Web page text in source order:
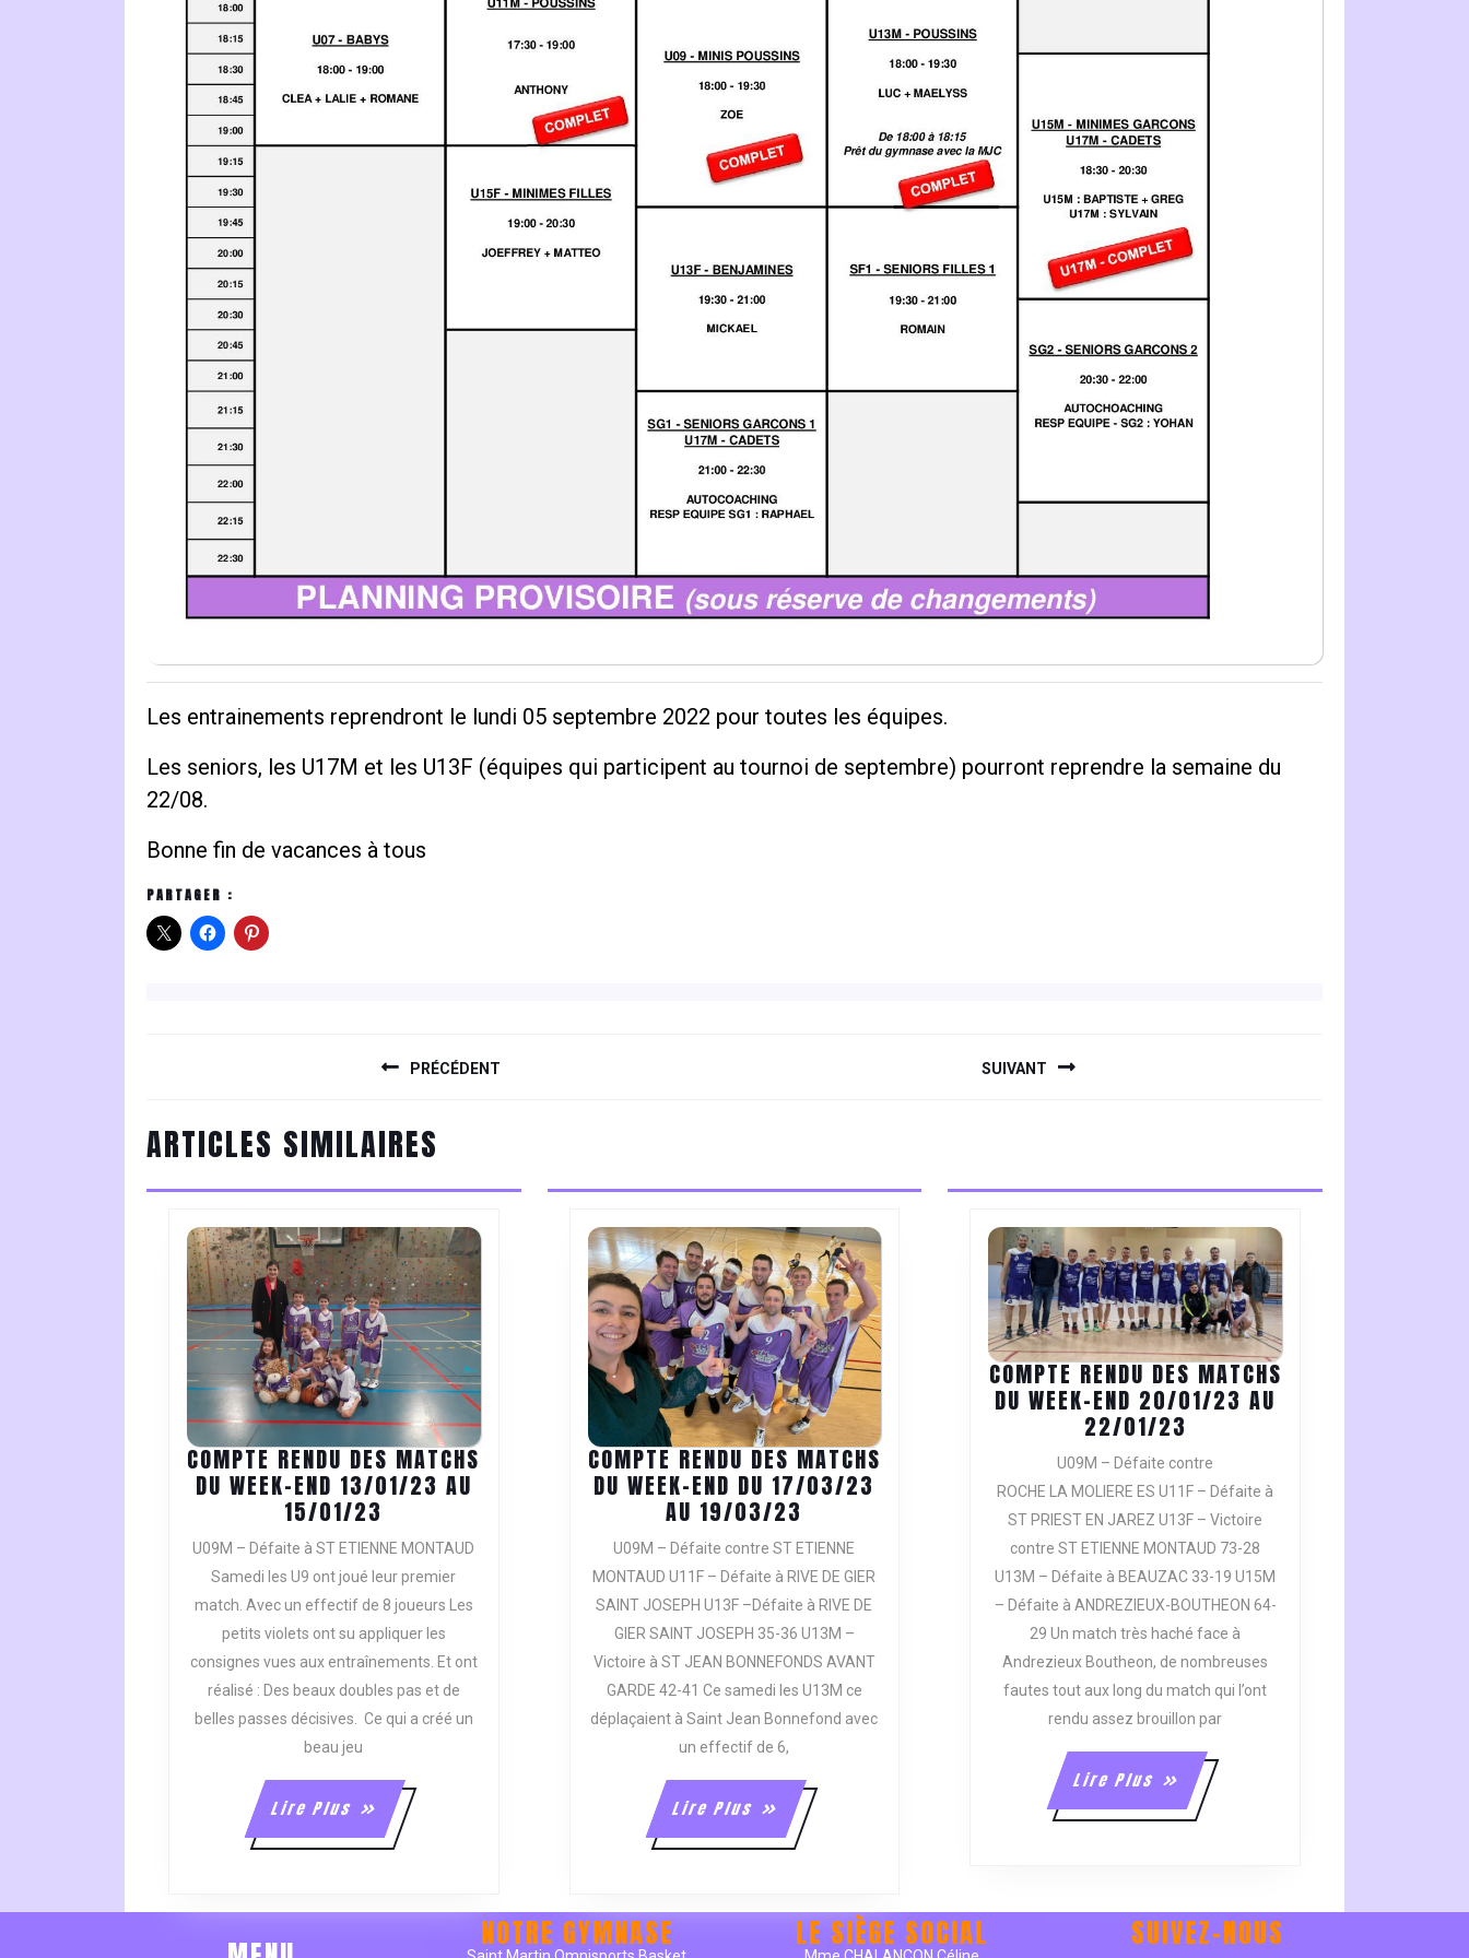
Les entrainements reprendront le lundi 05 septembre 2022 pour toutes les équipes.
Les seniors, les U17M et les U13F (équipes qui participent au tournoi de septembre) pourront reprendre la semaine du
22/08.
Bonne fin de vacances à tous
PARTAGER :
L’ARTICLE
PRÉCÉDENT
post:
SUIVANT
ARTICLES SIMILAIRES
COMPTE RENDU DES MATCHS
DU WEEK-END 13/01/23 AU
15/01/23
RENDU
DES
MATCHS
DU
WEEK-
END
13/01/23
AU
U09M – Défaite à ST ETIENNE MONTAUD
Samedi les U9 ont joué leur premier
match. Avec un effectif de 8 joueurs Les
petits violets ont su appliquer les
consignes vues aux entraînements. Et ont
réalisé : Des beaux doubles pas et de
belles passes décisives. Ce qui a créé un
beau jeu
Lire Plus
Lire
Plus
COMPTE RENDU DES MATCHS
DU WEEK-END DU 17/03/23
AU 19/03/23
RENDU
DES
MATCHS
DU
WEEK-
END
DU
17/03/23
19/03/23
U09M – Défaite contre ST ETIENNE
MONTAUD U11F – Défaite à RIVE DE GIER
SAINT JOSEPH U13F –Défaite à RIVE DE
GIER SAINT JOSEPH 35-36 U13M –
Victoire à ST JEAN BONNEFONDS AVANT
GARDE 42-41 Ce samedi les U13M ce
déplaçaient à Saint Jean Bonnefond avec
un effectif de 6,
Lire Plus
Lire
Plus
COMPTE RENDU DES MATCHS
DU WEEK-END 20/01/23 AU
22/01/23
RENDU
DES
MATCHS
DU
WEEK-
END
20/01/23
AU
22/01/23
U09M – Défaite contre
ROCHE LA MOLIERE ES U11F – Défaite à
ST PRIEST EN JAREZ U13F – Victoire
contre ST ETIENNE MONTAUD 73-28
U13M – Défaite à BEAUZAC 33-19 U15M
– Défaite à ANDREZIEUX-BOUTHEON 64-
29 Un match très haché face à
Andrezieux Boutheon, de nombreuses
fautes tout aux long du match qui l’ont
rendu assez brouillon par
Lire Plus
Lire
Plus
NOTRE GYMNASE LE SIÈGE SOCIAL SUIVEZ-NOUS